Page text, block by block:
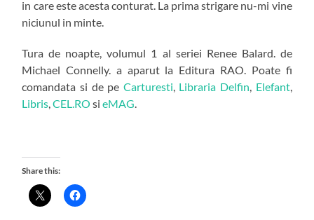
in care este acesta conturat. La prima strigare nu-mi vine
niciunul in minte.
Tura de noapte, volumul 1 al seriei Renee Balard. de
Michael Connelly. a aparut la Editura RAO. Poate fi
comandata si de pe Carturesti, Libraria Delfin, Elefant,
Libris,CEL.RO sieMAG.
Share this: